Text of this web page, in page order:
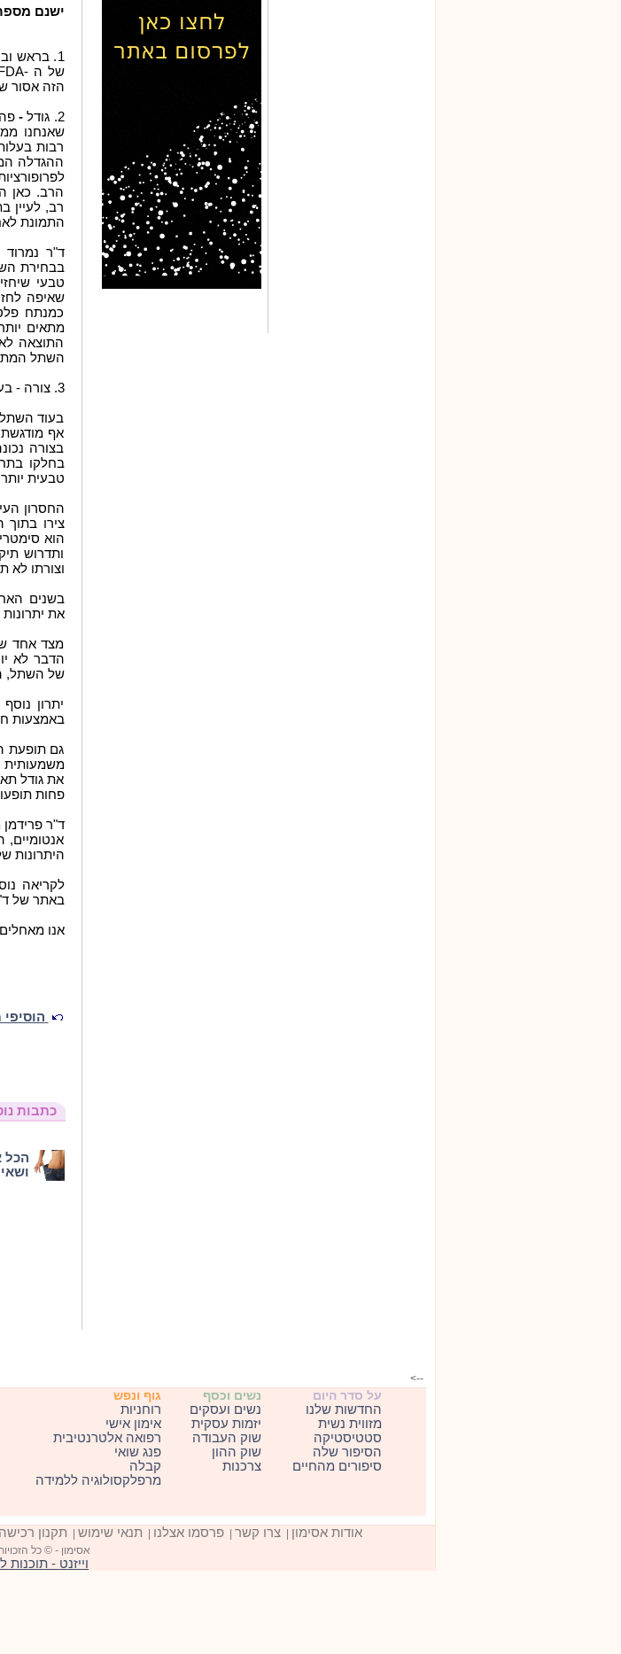
ישנם
1. בראש
הזה אסור
2. גודל
-
שאנחנו
רבות
ההגדלה
הרב. כאן
רב, לעיין
התמונת
ד"ר
בבחירת
טבעי
שאיפה
כמנתח
מתאים
התוצאה
השתל
3. צורה - בעבר היתה חלוקה ברורה לשני סוגי שתלים: שתל עגול ושתל אנטומי.
בעוד
אף
בצורה
בחלקו
טבעית
החסרון
צירו
הוא
ותדרוש
וצורתו
בשנים
את
מצד אחד
הדבר לא
של השתל,
יתרון
באמצעות
גם תופעת
משמעותית
את גודל
פחות
ד"ר
היתרונות
לקריאה
באתר של
אנו
כתבות
הכל
-->
על סדר היום
החדשות שלנו
מזווית נשית
סטטיסטיקה
הסיפור שלה
סיפורים מהחיים
נשים וכסף
נשים ועסקים
יזמות עסקית
שוק העבודה
שוק ההון
צרכנות
גוף ונפש
רוחניות
אימון אישי
רפואה אלטרנטיבית
פנג שואי
קבלה
מרפלקסולוגיה ללמידה
אודות אסימון |צרו קשר |פרסמו אצלנו תנאי שימוש תקנון
אסימון - © כל
וייזנט - תוכנות